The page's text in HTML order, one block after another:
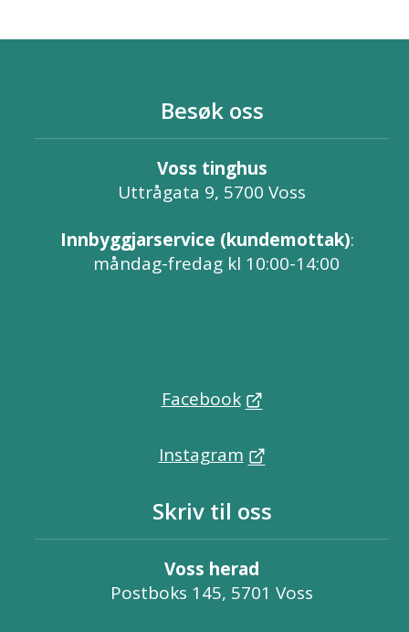
Besøk oss
Voss tinghus
Uttrågata 9, 5700 Voss
Innbyggjarservice (kundemottak):
måndag-fredag kl 10:00-14:00
Facebook
Instagram
Skriv til oss
Voss herad
Postboks 145, 5701 Voss